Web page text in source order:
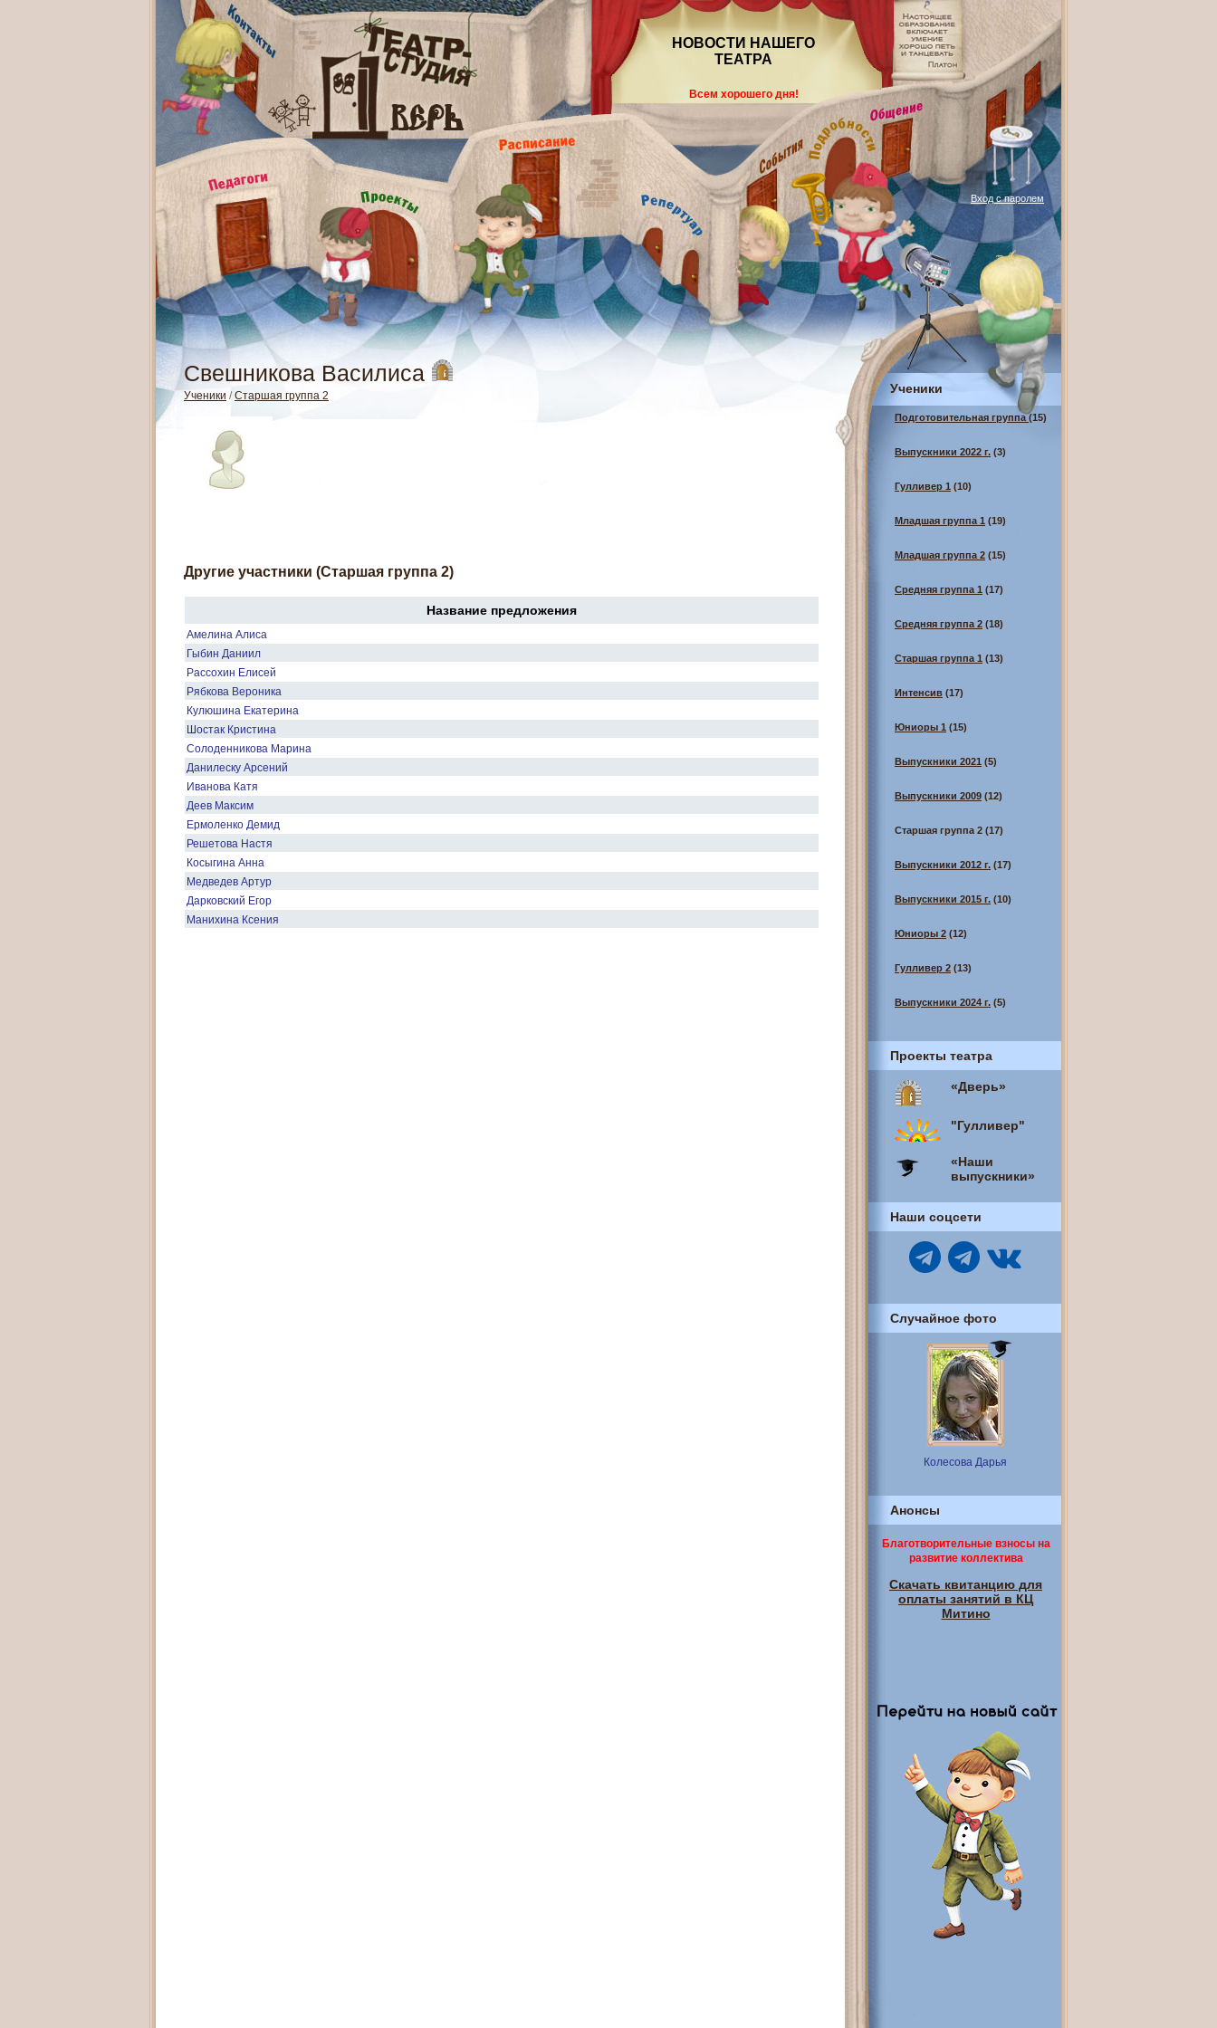
НОВОСТИ НАШЕГО
ТЕАТРА
Всем хорошего дня!
Вход с паролем
Свешникова Василиса
Ученики /Старшая группа 2
Другие участники (Старшая группа 2)
Название предложения
Амелина Алиса
Гыбин Даниил
Рассохин Елисей
Рябкова Вероника
Кулюшина Екатерина
Шостак Кристина
Солоденникова Марина
Данилеску Арсений
Иванова Катя
Деев Максим
Ермоленко Демид
Решетова Настя
Косыгина Анна
Медведев Артур
Дарковский Егор
Манихина Ксения
Ученики
Подготовительная группа(15)
Выпускники 2022 г. (3)
Гулливер 1 (10)
Младшая группа 1 (19)
Младшая группа 2 (15)
Средняя группа 1 (17)
Средняя группа 2 (18)
Старшая группа 1 (13)
Интенсив (17)
Юниоры 1 (15)
Выпускники 2021 (5)
Выпускники 2009 (12)
Старшая группа 2 (17)
Выпускники 2012 г. (17)
Выпускники 2015 г. (10)
Юниоры 2 (12)
Гулливер 2 (13)
Выпускники 2024 г. (5)
Проекты театра
«Дверь»
"Гулливер"
«Наши
выпускники»
Наши соцсети
Случайное фото
Колесова Дарья
Анонсы
Благотворительные взносы на
развитие коллектива
Скачать квитанцию для
оплаты занятий в КЦ
Митино